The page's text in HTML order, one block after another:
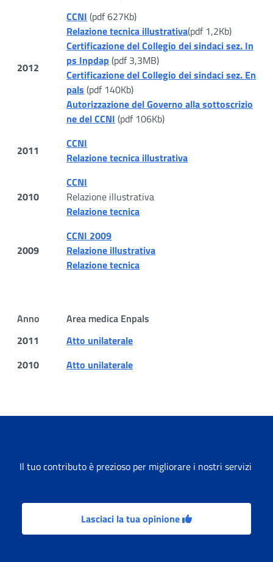
2012
CCNI (pdf 627Kb)
Relazione tecnica illustrativa(pdf 1,2Kb)
Certificazione del Collegio dei sindaci sez. In
ps Inpdap (pdf 3,3MB)
Certificazione del Collegio dei sindaci sez. En
pals (pdf 140Kb)
Autorizzazione del Governo alla sottoscrizio
ne del CCNI (pdf 106Kb)
2011
CCNI
Relazione tecnica illustrativa
2010
CCNI
Relazione illustrativa
Relazione tecnica
2009
CCNI 2009
Relazione illustrativa
Relazione tecnica
Anno
Area medica Enpals
2011
Atto unilaterale
2010
Atto unilaterale
Il tuo contributo è prezioso per migliorare i nostri servizi
Lasciaci la tua opinione